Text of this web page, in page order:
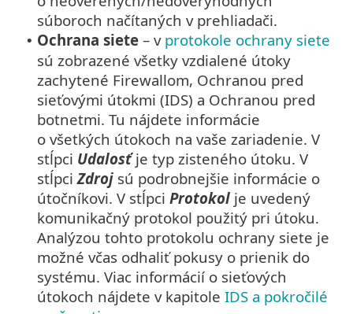
súboroch načítaných v prehliadači.
• Ochrana siete – v protokole ochrany siete
sú zobrazené všetky vzdialené útoky
zachytené Firewallom, Ochranou pred
sieťovými útokmi (IDS) a Ochranou pred
botnetmi. Tu nájdete informácie
o všetkých útokoch na vaše zariadenie. V
stĺpci Udalosťje typ zisteného útoku. V
stĺpciZdroj sú podrobnejšie informácie o
útočníkovi. V stĺpci Protokol je uvedený
komunikačný protokol použitý pri útoku.
Analýzou tohto protokolu ochrany siete je
možné včas odhaliť pokusy o prienik do
systému. Viac informácií o sieťových
útokoch nájdete v kapitole IDS a pokročilé